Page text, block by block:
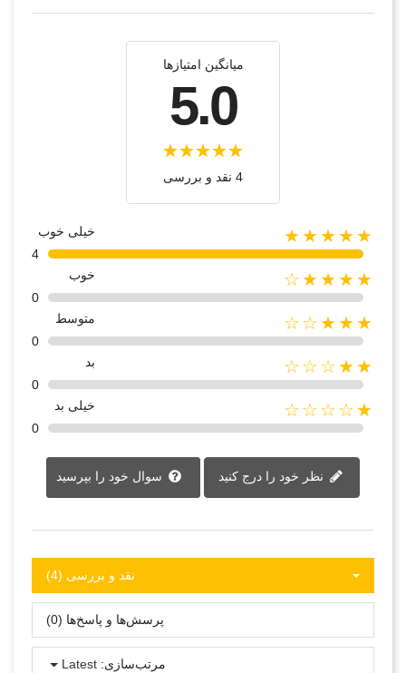
میانگین امتیازها
5.0
4 نقد و بررسی‌‌
★★★★★
خیلی خوب
4
★★★★☆
خوب
0
★★★☆☆
متوسط
0
★★☆☆☆
بد
0
★☆☆☆☆
خیلی بد
0
سوال خود را بپرسید
نقد و بررسی‌‌ (4)
پرسش‌ها و پاسخ‌ها (0)
مرتب‌سازی: Latest